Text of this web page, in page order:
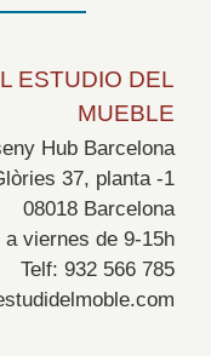
ESTUDIO DEL
MUEBLE
Hub Barcelona
37, planta -1
08018 Barcelona
viernes de 9-15h
Telf: 932 566 785